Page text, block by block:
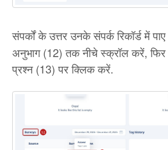
संपर्कों के उत्तर उनके संपर्क रिकॉर्ड में
अनुभाग (12) तक नीचे स्क्रॉल करें,
प्रश्न (13) पर क्लिक करें.